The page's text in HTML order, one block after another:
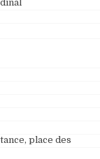
place des